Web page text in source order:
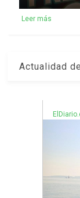
Leer más
Actualidad